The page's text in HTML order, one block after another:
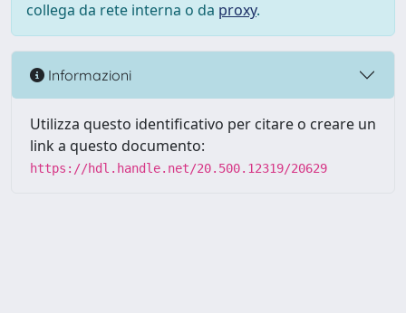
collega da rete interna o da proxy.
Informazioni
Utilizza questo identificativo per citare o creare un
link a questo documento:
https://hdl.handle.net/20.500.12319/20629